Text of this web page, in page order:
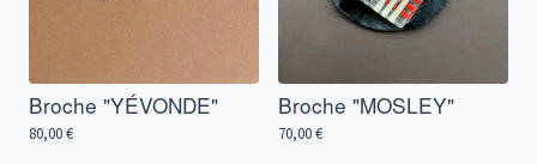
Broche "YÉVONDE"
80,00€
Broche "MOSLEY"
70,00€